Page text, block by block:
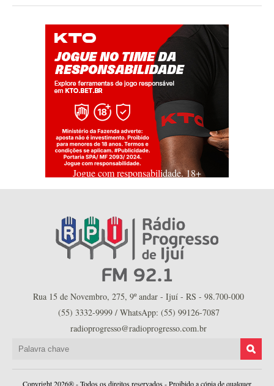
Jogue com responsabilidade. 18+
Rua 15 de Novembro, 275, 9º andar - Ijuí - RS - 98.700-000
(55) 3332-9999 / WhatsApp: (55) 99126-7087
radioprogresso@radioprogresso.com.br
Copyright 2026® - Todos os direitos reservados - Proibido a cópia de qualquer